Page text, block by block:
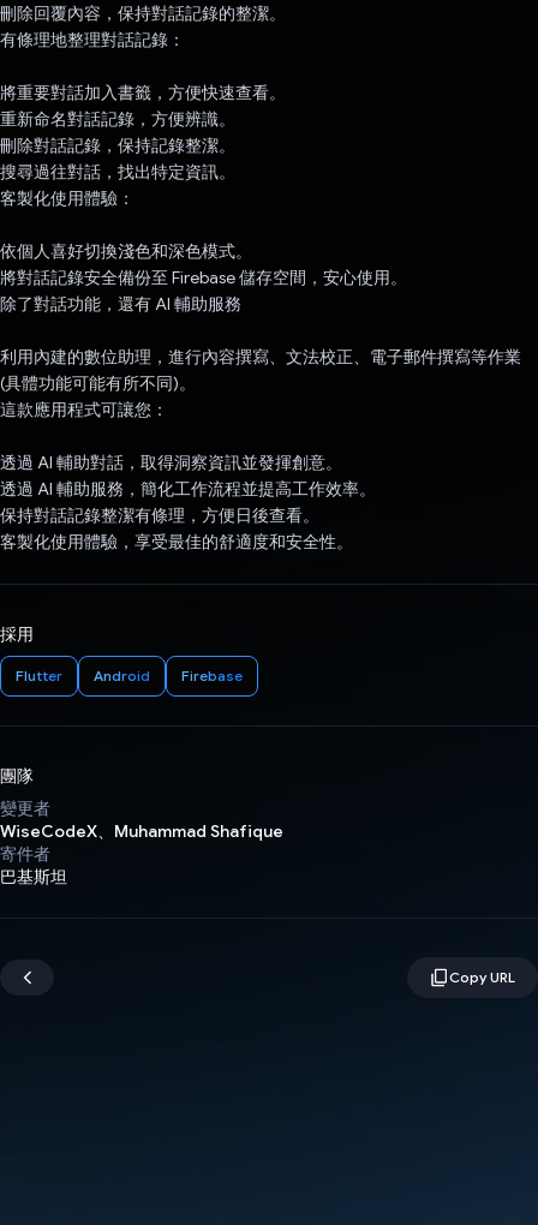
刪除回覆內容，保持對話記錄的整潔。
有條理地整理對話記錄：
將重要對話加入書籤，方便快速查看。
重新命名對話記錄，方便辨識。
刪除對話記錄，保持記錄整潔。
搜尋過往對話，找出特定資訊。
客製化使用體驗：
依個人喜好切換淺色和深色模式。
將對話記錄安全備份至 Firebase 儲存空間，安心使用。
除了對話功能，還有 AI 輔助服務
利用內建的數位助理，進行內容撰寫、文法校正、電子郵件撰寫等作業
(具體功能可能有所不同)。
這款應用程式可讓您：
透過 AI 輔助對話，取得洞察資訊並發揮創意。
透過 AI 輔助服務，簡化工作流程並提高工作效率。
保持對話記錄整潔有條理，方便日後查看。
客製化使用體驗，享受最佳的舒適度和安全性。
採用
Flutter Android Firebase
團隊
變更者
WiseCodeX、Muhammad Shafique
寄件者
巴基斯坦